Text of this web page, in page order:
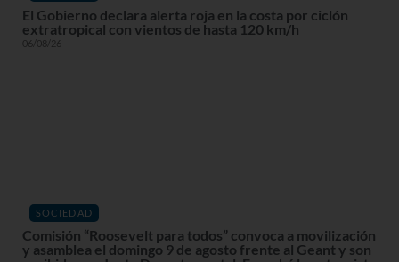
El Gobierno declara alerta roja en la costa por ciclón
extratropical con vientos de hasta 120 km/h
06/08/26
SOCIEDAD
Comisión “Roosevelt para todos” convoca a movilización
y asamblea el domingo 9 de agosto frente al Geant y son